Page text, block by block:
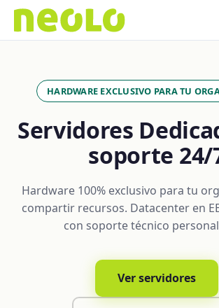
HARDWARE EXCLUSIVO PARA TU
Servidores
soporte 24/
Hardware 100% exclusivo para tu
compartir recursos. Datacenter en
con soporte técnico
Ver servidores